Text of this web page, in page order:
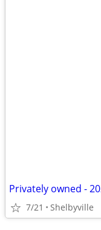
7/21 Shelbyville